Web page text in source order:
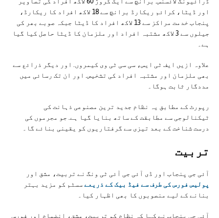
اور ڈیٹا، کرائم ریکارڈ برانچ سے 18 لاکھ افراد کا ریکارڈ،
پنجاب خدمت مراکز سے 13 لاکھ افراد کا ڈیٹا جبکہ صوبے بھر کی
جیلوں سے 3 لاکھ مشتبہ افراد اور ملزمان کا ڈیٹا حاصل کیا گیا
ہے۔
علاوہ ازیں ایف ٹی ایس، سی سی ٹی وی کیمروں. اور دیگر ذرائع سے
بھی ملزمان اور مشتبہ افراد کی تشخیص. اور ان تک رسائی میں
مددگار ثابت ہوگا۔
رپورٹ کے مطابق یہ نظام جدید ترین مصنوعی ذہانت کی
ٹیکنالوجی سے مطابقت کے ساتھ بنایا گیا ہے. جو مجرموں کی
درست شناخت کے بعد تیزی سے گرفتاریوں کو یقینی بنائے گا۔
تربیت
آئی جی پنجاب اور ڈی آئی جی آئی ٹی ونگ نے تربیت، مشق اور
پولیس فورس کی طرف سے فیڈ بیک کے ذریعے سسٹم کو مزید بہتر
بنانے کے لیے منصوبوں کا بھی اظہار کیا۔
آئی جی پنجاب نے کہا کہ نظام کو تربیت، مشق، انضمام اور فورس